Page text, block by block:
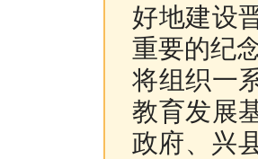
好地建设
重要的纪
将组织一
教育发展
政府、兴